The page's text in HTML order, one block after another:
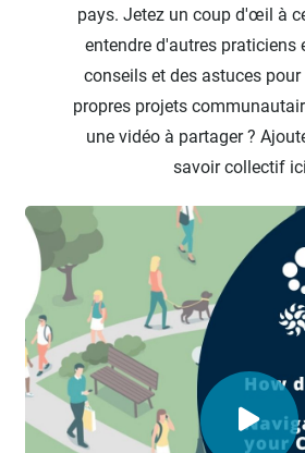
pays. Jetez un coup d'œil à
entendre d'autres praticiens
conseils et des astuces
propres projets
une vidéo à partager ?
savoir collectif